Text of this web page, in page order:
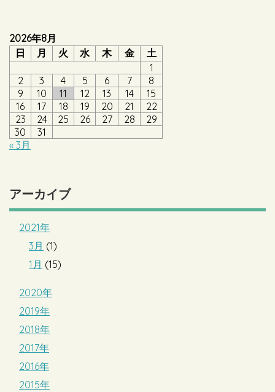
2026年8月
日
月 火 水 木 金
土
1
2
3 4 5 6 7
8
9
10 11 12 13 14
15
16
17 18 19 20 21
22
23
24 25 26 27 28
29
30
31
« 3月
アーカイブ
2021年
3月 (1)
1月 (15)
2020年
2019年
2018年
2017年
2016年
2015年